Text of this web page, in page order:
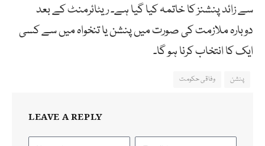
سے زائد پنشنز کا خاتمہ کیا گیا ہے۔ ریٹائرمنٹ کے بعد
دوبارہ ملازمت کی صورت میں پنشن یا تنخواہ میں سے کسی
ایک کا انتخاب کرنا ہو گا۔
پنشن وفاقی حکومت
LEAVE A REPLY